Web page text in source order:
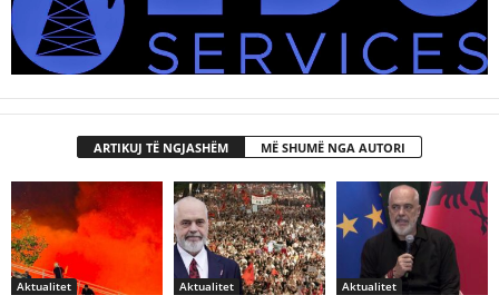
ARTIKUJ TË NGJASHËM MË SHUMË NGA AUTORI
Aktualitet Aktualitet Aktualitet